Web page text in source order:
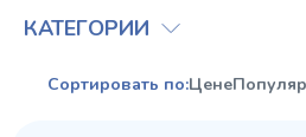
КАТЕГОРИИ
Сортировать по:Цене